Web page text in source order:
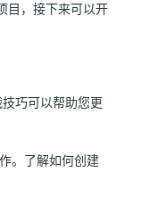
目，接下来可以开
巧可以帮助您更
。了解如何创建